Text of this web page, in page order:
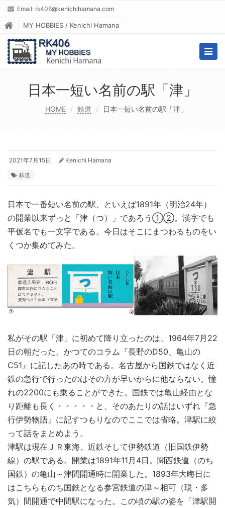
Email: rk406@kenichihamana.com
MY HOBBIES / Kenichi Hamana
日本一短い名前の駅「津」
HOME 鉄道 日本一短い名前の駅「津」
2021年7月15日 Kenichi Hamana
鉄道
日本で一番短い名前の駅、といえば1891年（明治24年）
の開業以来ずっと「津（つ）」であろう①②。漢字でも
平仮名でも一文字である。今日はそこにまつわるものをい
くつか集めてみた。
私がその駅「津」に初めて降り立ったのは、1964年7月22
日の朝だった。かつてのコラム『長野のD50、亀山の
C51』に記したあの時である。名古屋から国鉄ではなく近
鉄の急行で行ったのはその方が早いからに他ならない。憧
れの2200にも乗ることができた。国鉄では亀山経由とな
り距離も長く・・・・・と、そのあたりの話はいずれ『急
行伊勢物語』に記すつもりなのでここでは省略。津駅に絞
って話をまとめよう。
津駅は現在ＪＲ東海、近鉄そして伊勢鉄道（旧国鉄伊勢
線）の駅である。開業は1891年11月4日。関西鉄道（のち
国鉄）の亀山～津間開通時に開業した。1893年大晦日に
はこちらものち国鉄となる参宮鉄道の津～相可（現・多
気）間開通で中間駅になった。この頃の駅の姿を「津駅開